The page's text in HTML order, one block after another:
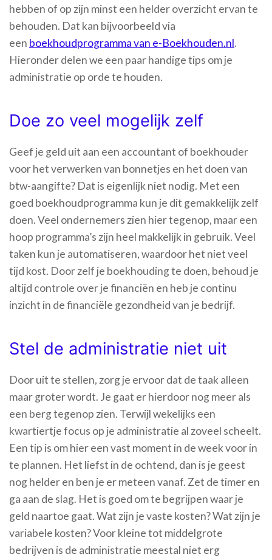
hebben of op zijn minst een helder overzicht ervan te
behouden. Dat kan bijvoorbeeld via
een boekhoudprogramma van e-Boekhouden.nl.
Hieronder delen we een paar handige tips om je
administratie op orde te houden.
Doe zo veel mogelijk zelf
Geef je geld uit aan een accountant of boekhouder
voor het verwerken van bonnetjes en het doen van
btw-aangifte? Dat is eigenlijk niet nodig. Met een
goed boekhoudprogramma kun je dit gemakkelijk zelf
doen. Veel ondernemers zien hier tegenop, maar een
hoop programma’s zijn heel makkelijk in gebruik. Veel
taken kun je automatiseren, waardoor het niet veel
tijd kost. Door zelf je boekhouding te doen, behoud je
altijd controle over je financiën en heb je continu
inzicht in de financiële gezondheid van je bedrijf.
Stel de administratie niet uit
Door uit te stellen, zorg je ervoor dat de taak alleen
maar groter wordt. Je gaat er hierdoor nog meer als
een berg tegenop zien. Terwijl wekelijks een
kwartiertje focus op je administratie al zoveel scheelt.
Een tip is om hier een vast moment in de week voor in
te plannen. Het liefst in de ochtend, dan is je geest
nog helder en ben je er meteen vanaf. Zet de timer en
ga aan de slag. Het is goed om te begrijpen waar je
geld naartoe gaat. Wat zijn je vaste kosten? Wat zijn je
variabele kosten? Voor kleine tot middelgrote
bedrijven is de administratie meestal niet erg